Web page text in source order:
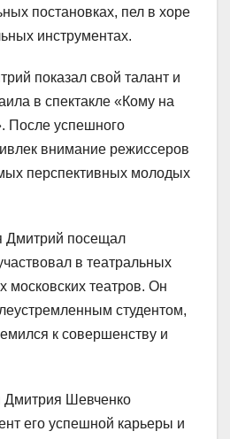
постановках, пел в хоре
инструментах.
показал свой талант и
в спектакле «Кому на
После успешного
внимание режиссеров
перспективных молодых
Дмитрий посещал
в театральных
московских театров. Он
студентом,
к совершенству и
Дмитрия Шевченко
его успешной карьеры и